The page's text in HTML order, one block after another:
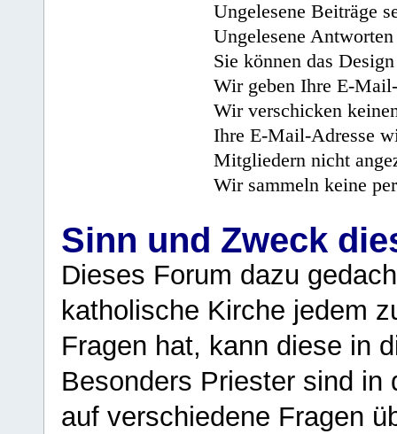
Ungelesene Beiträge
Ungelesene
Sie können das
Wir geben Ihre E-
Wir verschicken
Ihre E-Mail-Adresse
Mitgliedern nicht
Wir sammeln keine
Sinn und Zweck
Dieses Forum dazu
katholische Kirche jedem
Fragen hat, kann diese in
Besonders Priester sind in
auf verschiedene Fragen